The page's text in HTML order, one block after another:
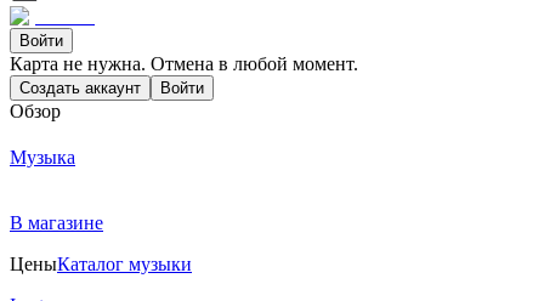
Войти
Карта не нужна. Отмена в любой момент.
Создать аккаунт Войти
Обзор
Музыка
В магазине
ЦеныКаталог музыки